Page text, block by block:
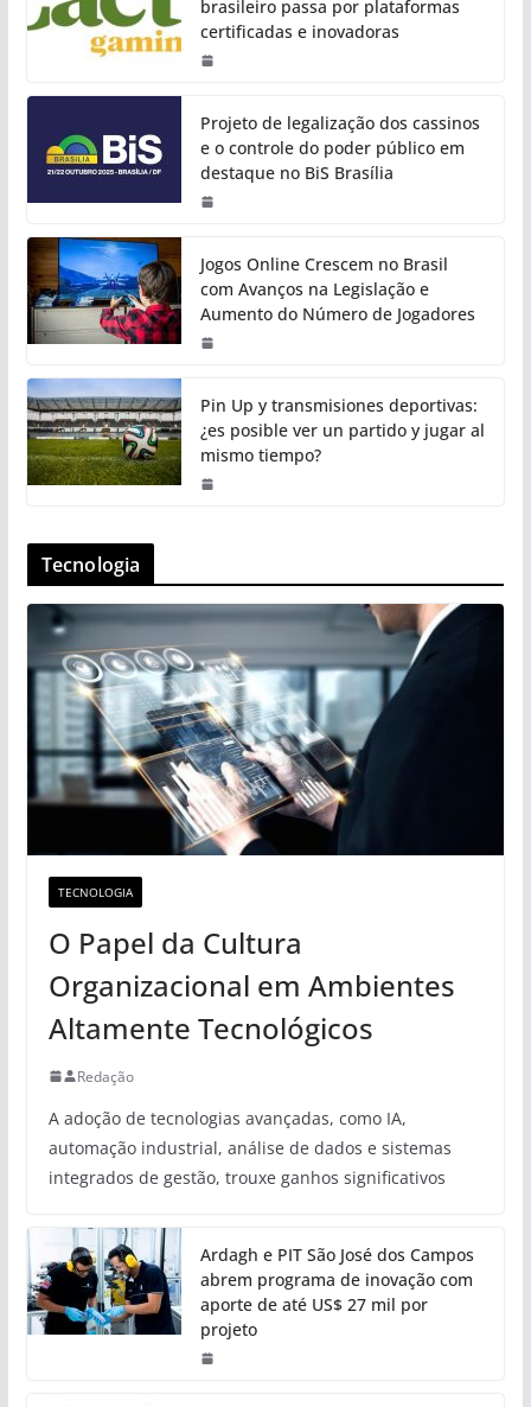
brasileiro passa por plataformas
certificadas e inovadoras
Projeto de legalização dos cassinos
e o controle do poder público em
destaque no BiS Brasília
Jogos Online Crescem no Brasil
com Avanços na Legislação e
Aumento do Número de Jogadores
Pin Up y transmisiones deportivas:
¿es posible ver un partido y jugar al
mismo tiempo?
Tecnologia
TECNOLOGIA
O Papel da Cultura
Organizacional em Ambientes
Altamente Tecnológicos
Redação
A adoção de tecnologias avançadas, como IA,
automação industrial, análise de dados e sistemas
integrados de gestão, trouxe ganhos significativos
Ardagh e PIT São José dos Campos
abrem programa de inovação com
aporte de até US$ 27 mil por
projeto